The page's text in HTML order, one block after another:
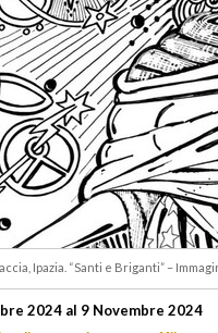
Ipazia. “Santi e Briganti” –
2024 al 9 Novembre 2024